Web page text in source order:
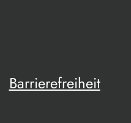
Barrierefreiheit